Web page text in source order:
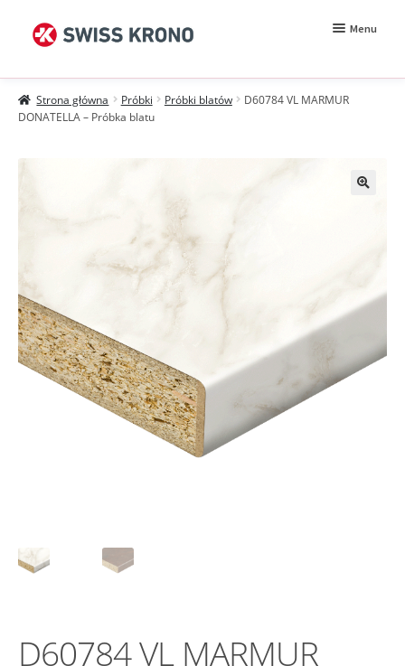
Przejdź
Przejdź
Menu
Próbki
Rozwiń
Wzorniki
Moje konto
Jak kupować?
Próbki MDF BE.Velvet
Strona główna Próbki Próbki blatów
D60784 VL MARMUR
DONATELLA – Próbka blatu
D60784 VL MARMUR